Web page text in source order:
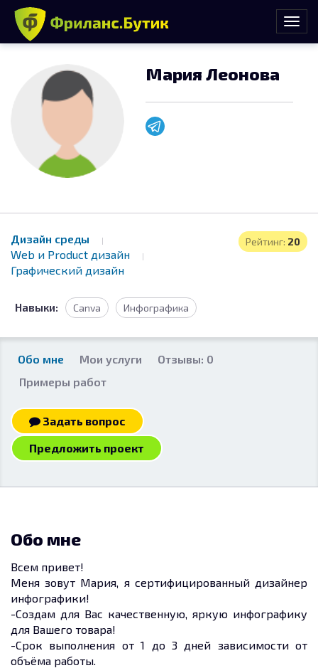
Мария Леонова
Рейтинг: 20
Дизайн среды
Web и Product дизайн
Графический дизайн
Навыки: Canva Инфографика
Обо мне Мои услуги
Отзывы: 0
Примеры работ
Задать вопрос
Предложить проект
Обо мне
Всем привет!
Меня зовут Мария, я сертифицированный дизайнер
инфографики!
-Создам для Вас качественную, яркую инфографику
для Вашего товара!
-Срок выполнения от 1 до 3 дней зависимости от
объёма работы.